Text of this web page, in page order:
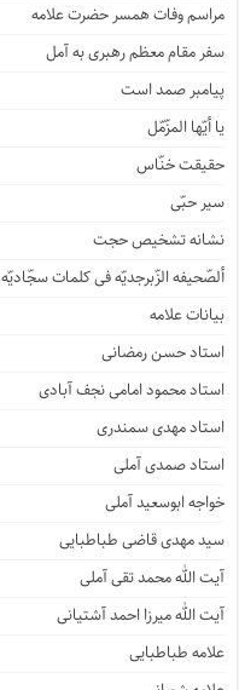
مراسم وفات همسر حضرت علامه
سفر مقام معظم رهبری به آمل
پیامبر صمد است
یا أیّها المزّمّل
حقیقت خنّاس
سیر حبّی
نشانه تشخیص حجت
ألصّحیفه الزّبرجدیّه فی کلمات سجّادیّه
بیانات علامه
استاد حسن رمضانی
استاد محمود امامی نجف آبادی
استاد مهدی سمندری
استاد صمدی آملی
خواجه ابوسعید آملی
سید مهدی قاضی طباطبایی
آیت الله محمد تقی آملی
آیت الله میرزا احمد آشتیانی
علامه طباطبایی